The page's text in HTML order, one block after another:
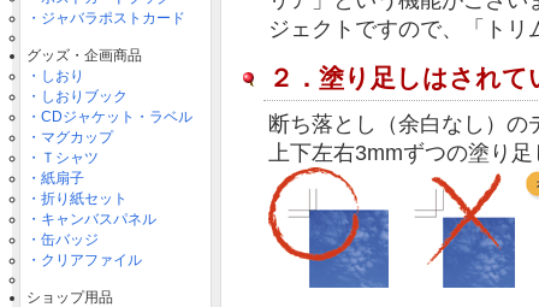
・ジャバラポストカード
グッズ・企画商品
・しおり
・しおりブック
・CDジャケット・ラベル
・マグカップ
・Ｔシャツ
・紙扇子
・折り紙セット
・キャンバスパネル
・缶バッジ
・クリアファイル
ショップ用品
ジェクトですので、「ト
２．塗り足しはされて
断ち落とし（余白なし）
上下左右3mmずつの塗り